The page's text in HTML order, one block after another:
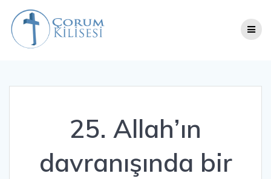
25. Allah’ın
davranışında bir